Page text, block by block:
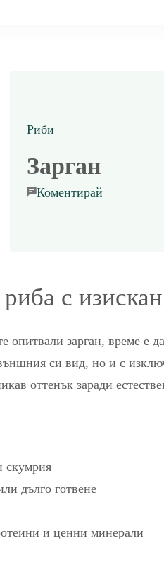
Риби
Зарган
Коментирайon
с
зарган, време е
си вид, но и с
оттенък заради
скумрия
дълго готвене
и ценни минерали